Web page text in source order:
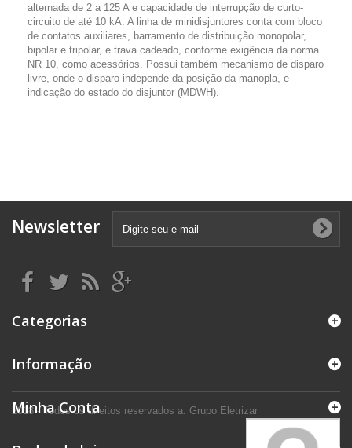
alternada de 2 a 125 A e capacidade de interrupção de curto-
circuito de até 10 kA. A linha de minidisjuntores conta com bloco
de contatos auxiliares, barramento de distribuição monopolar,
bipolar e tripolar, e trava cadeado, conforme exigência da norma
NR 10, como acessórios. Possui também mecanismo de disparo
livre, onde o disparo independe da posição da manopla, e
indicação do estado do disjuntor (MDWH).
Newsletter
Categorias
Informação
2018 - Todos os direitos reservados a: Grupo Eletrizar
Minha Conta